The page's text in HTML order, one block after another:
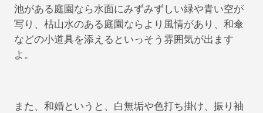
池がある庭園なら水面にみずみずしい緑や青い空が
写り、枯山水のある庭園ならより風情があり、和傘
などの小道具を添えるといっそう雰囲気が出ます
よ。
また、和婚というと、白無垢や色打ち掛け、振り袖